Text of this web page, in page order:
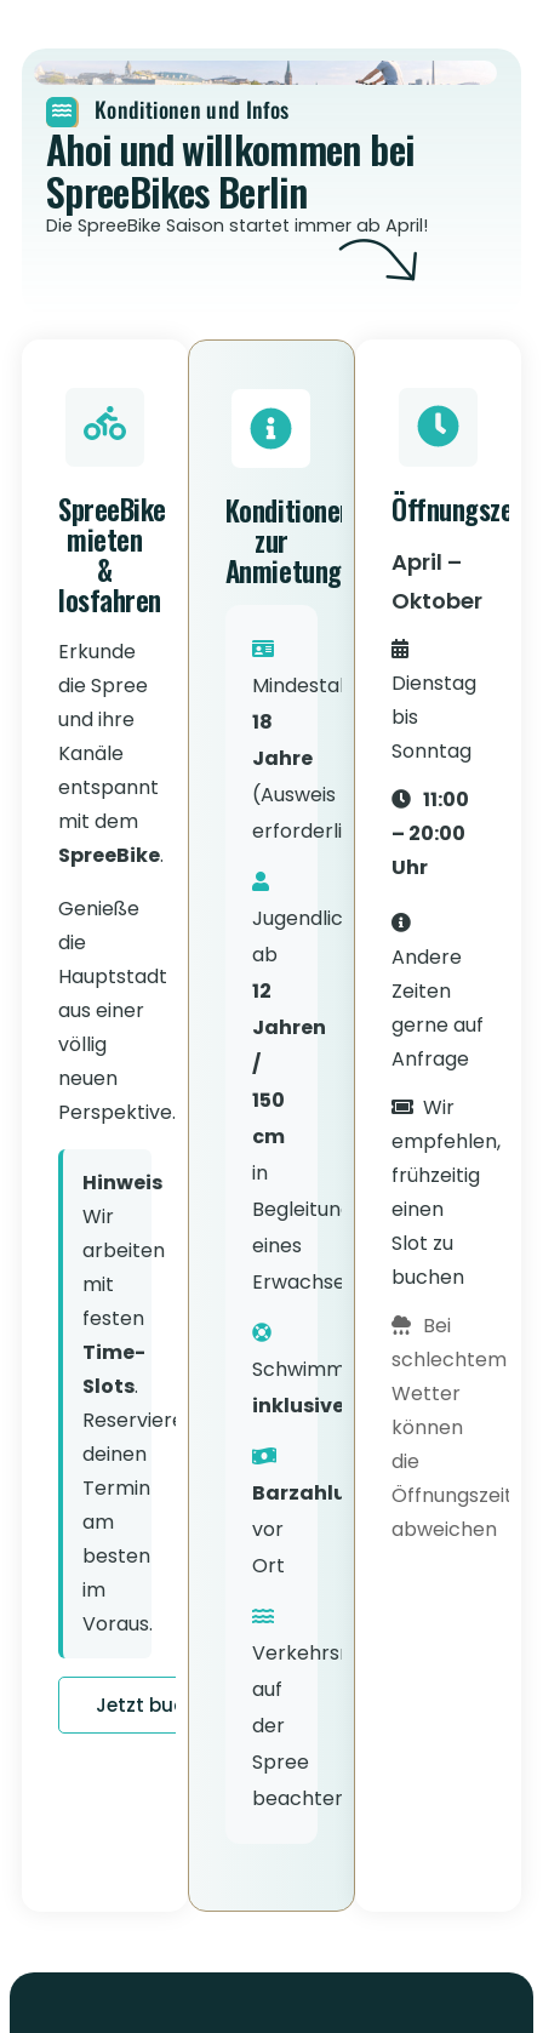
Konditionen und Infos
Ahoi und willkommen bei
SpreeBikes Berlin
Die SpreeBike Saison startet immer ab April!
SpreeBike
mieten
&
losfahren
Erkunde
die Spree
und ihre
Kanäle
entspannt
mit dem
SpreeBike.
Genieße
die
Hauptstadt
aus einer
völlig
neuen
Perspektive.
Hinweis
Wir
arbeiten
mit
festen
Time-
Slots.
Reserviere
deinen
Termin
am
besten
im
Voraus.
Jetzt buchen
Konditionen
zur
Anmietung
Mindestalter
18
Jahre
(Ausweis
erforderlich)
Jugendliche
ab
12
Jahren
/
150
cm
in
Begleitung
eines
Erwachsenen
Schwimmwesten
inklusive
Barzahlung
vor
Ort
Verkehrsregeln
auf
der
Spree
beachten
April –
Oktober
Dienstag
bis
Sonntag
11:00
– 20:00
Uhr
Andere
Zeiten
gerne auf
Anfrage
Wir
empfehlen,
frühzeitig
einen
Slot zu
buchen
Bei
schlechtem
Wetter
können
die
Öffnungszeiten
abweichen